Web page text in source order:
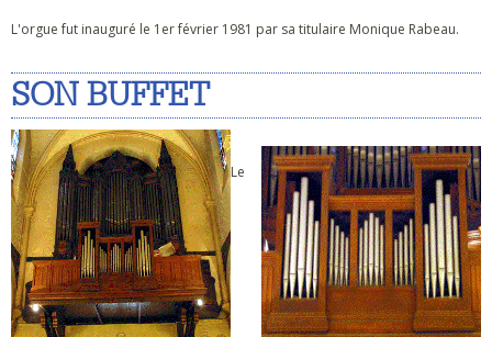
L'orgue fut inauguré le 1er février 1981 par sa titulaire Monique Rabeau.
SON BUFFET
Le